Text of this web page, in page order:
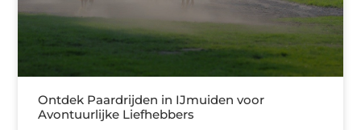
Ontdek Paardrijden in IJmuiden voor
Avontuurlijke Liefhebbers